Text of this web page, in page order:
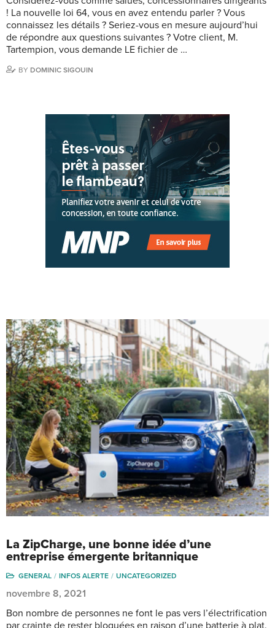
! La nouvelle loi 64, vous en avez entendu parler ? Vous
connaissez les détails ? Seriez-vous en mesure aujourd’hui
de répondre aux questions suivantes ? Votre client, M.
Tartempion, vous demande LE fichier de …
BY DOMINIC SIGOUIN
La ZipCharge, une bonne idée d’une
entreprise émergente britannique
GENERAL INFOS ALERTE UNCATEGORIZED
novembre 8, 2021
Bon nombre de personnes ne font le pas vers l’électrification
par crainte de rester bloquées en raison d’une batterie à plat.